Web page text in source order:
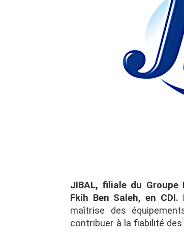
JIBAL, filiale du Groupe
Fkih Ben Saleh, en CDI.
maîtrise des
contribuer à la fiabilité